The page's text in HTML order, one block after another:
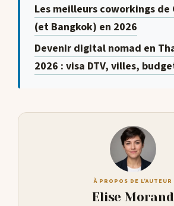
Les meilleurs coworkings de
(et Bangkok) en 2026
Devenir digital nomad en
2026 : visa DTV, villes,
À PROPOS DE L'AUTEUR
Elise Morand